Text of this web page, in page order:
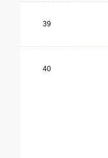
39
40